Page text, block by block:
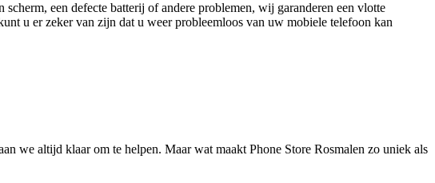
een defecte batterij of andere problemen, wij garanderen een vlotte
u er zeker van zijn dat u weer probleemloos van uw mobiele telefoon kan
we altijd klaar om te helpen. Maar wat maakt Phone Store Rosmalen zo uniek als